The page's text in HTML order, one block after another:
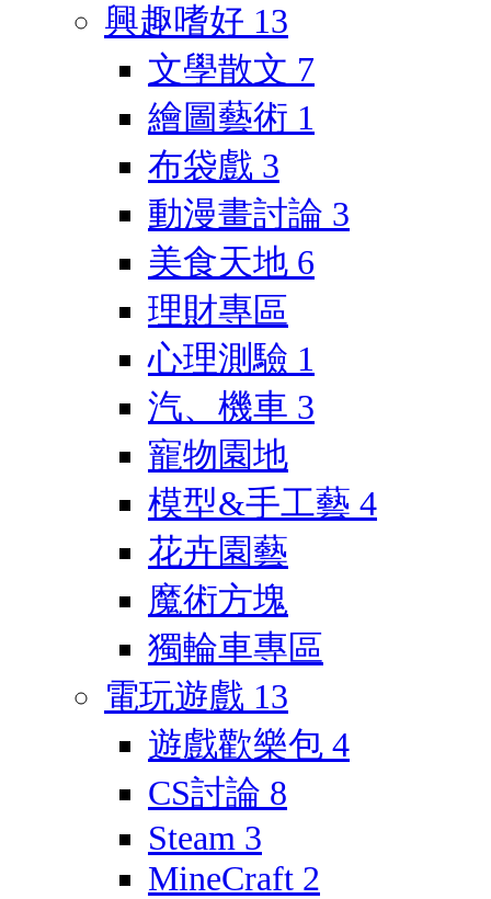
興趣嗜好 13
文學散文 7
繪圖藝術 1
布袋戲 3
動漫畫討論 3
美食天地 6
理財專區
心理測驗 1
汽、機車 3
寵物園地
模型&手工藝 4
花卉園藝
魔術方塊
獨輪車專區
電玩遊戲 13
遊戲歡樂包 4
CS討論 8
Steam 3
MineCraft 2